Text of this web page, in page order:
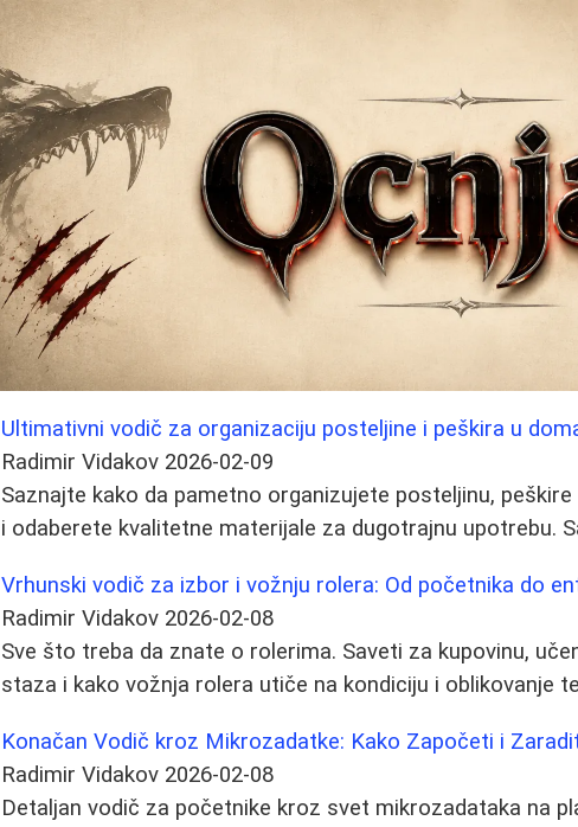
Ultimativni vodič za organizaciju posteljine i peškira u
Radimir Vidakov 2026-02-09
Saznajte kako da pametno organizujete posteljinu,
i odaberete kvalitetne materijale za dugotrajnu upotrebu.
Vrhunski vodič za izbor i vožnju rolera: Od početnika do
Radimir Vidakov 2026-02-08
Sve što treba da znate o rolerima. Saveti za kupovinu,
staza i kako vožnja rolera utiče na kondiciju i oblikovanje
Konačan Vodič kroz Mikrozadatke: Kako Započeti i
Radimir Vidakov 2026-02-08
Detaljan vodič za početnike kroz svet mikrozadataka na